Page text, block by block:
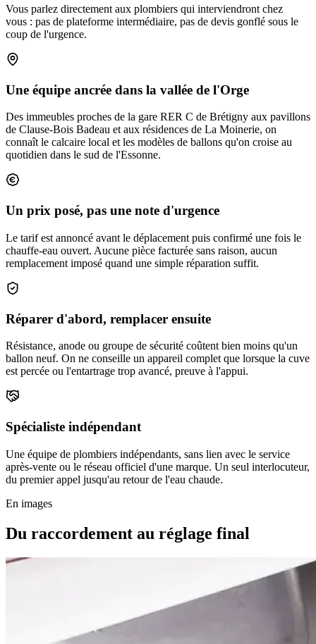
Vous parlez directement aux plombiers qui interviendront chez
vous : pas de plateforme intermédiaire, pas de devis gonflé sous le
coup de l'urgence.
Une équipe ancrée dans la vallée de l'Orge
Des immeubles proches de la gare RER C de Brétigny aux pavillons
de Clause-Bois Badeau et aux résidences de La Moinerie, on
connaît le calcaire local et les modèles de ballons qu'on croise au
quotidien dans le sud de l'Essonne.
Un prix posé, pas une note d'urgence
Le tarif est annoncé avant le déplacement puis confirmé une fois le
chauffe-eau ouvert. Aucune pièce facturée sans raison, aucun
remplacement imposé quand une simple réparation suffit.
Réparer d'abord, remplacer ensuite
Résistance, anode ou groupe de sécurité coûtent bien moins qu'un
ballon neuf. On ne conseille un appareil complet que lorsque la cuve
est percée ou l'entartrage trop avancé, preuve à l'appui.
Spécialiste indépendant
Une équipe de plombiers indépendants, sans lien avec le service
après-vente ou le réseau officiel d'une marque. Un seul interlocuteur,
du premier appel jusqu'au retour de l'eau chaude.
En images
Du raccordement au réglage final